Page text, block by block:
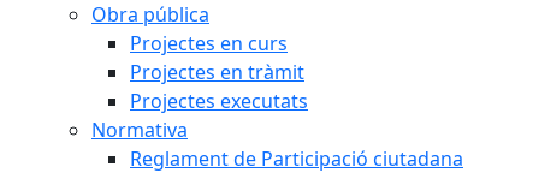
Obra pública
Projectes en curs
Projectes en tràmit
Projectes executats
Normativa
Reglament de Participació ciutadana